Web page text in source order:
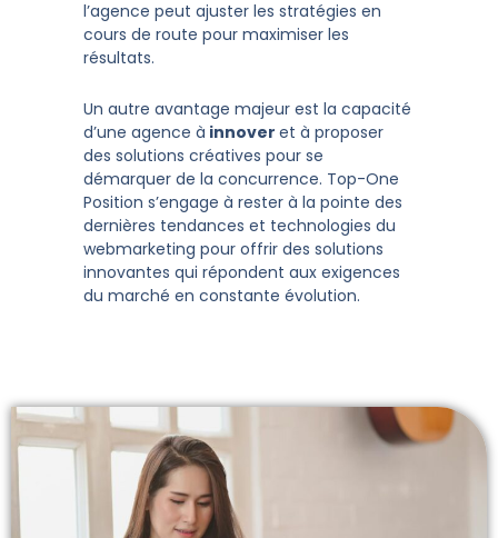
l’agence peut ajuster les stratégies en
cours de route pour maximiser les
résultats.
Un autre avantage majeur est la capacité
d’une agence à innover et à proposer
des solutions créatives pour se
démarquer de la concurrence. Top-One
Position s’engage à rester à la pointe des
dernières tendances et technologies du
webmarketing pour offrir des solutions
innovantes qui répondent aux exigences
du marché en constante évolution.